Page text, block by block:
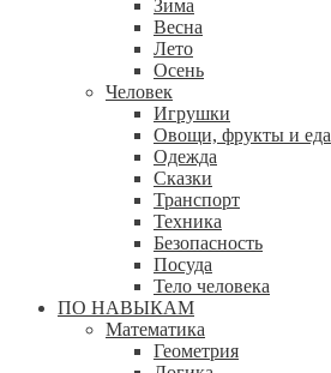
Зима
Весна
Лето
Осень
Человек
Игрушки
Овощи, фрукты и еда
Одежда
Сказки
Транспорт
Техника
Безопасность
Посуда
Тело человека
ПО НАВЫКАМ
Математика
Геометрия